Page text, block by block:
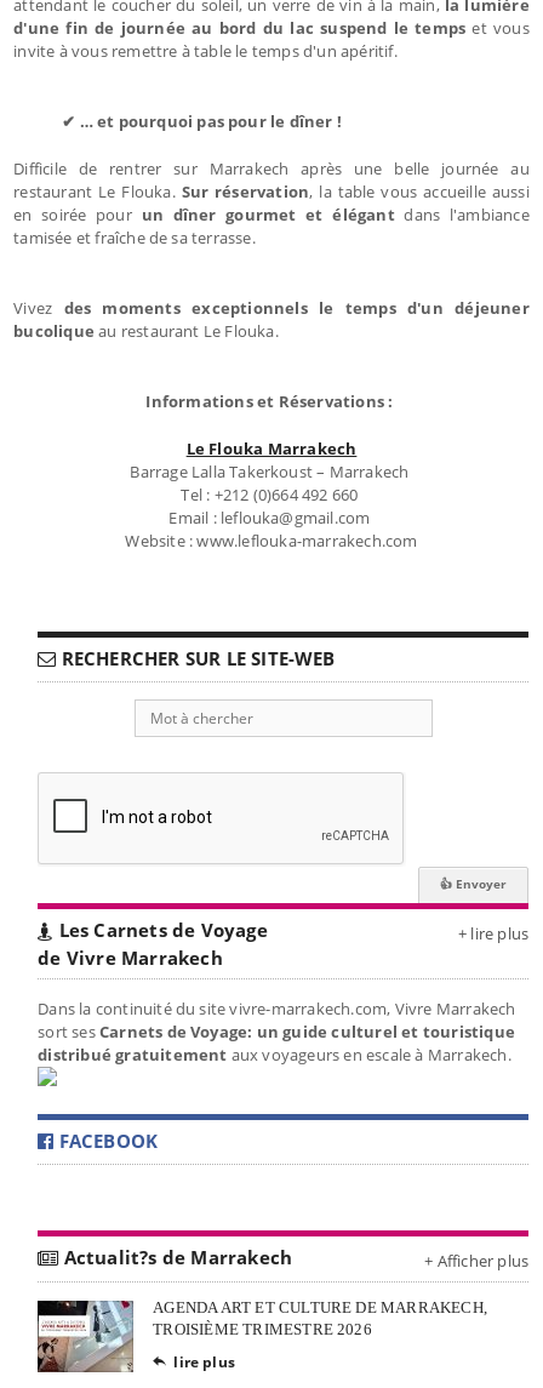
attendant le coucher du soleil, un verre de vin à la main, la lumière
d'une fin de journée au bord du lac suspend le temps et vous
invite à vous remettre à table le temps d'un apéritif.
✔ … et pourquoi pas pour le dîner !
Difficile de rentrer sur Marrakech après une belle journée au
restaurant Le Flouka. Sur réservation, la table vous accueille aussi
en soirée pour un dîner gourmet et élégantdans l'ambiance
tamisée et fraîche de sa terrasse.
Vivez des moments exceptionnels le temps d'un déjeuner
bucoliqueau restaurant Le Flouka.
Informations et Réservations :
Le Flouka Marrakech
Barrage Lalla Takerkoust – Marrakech
Tel : +212 (0)664 492 660
Email : leflouka@gmail.com
Website : www.leflouka-marrakech.com
RECHERCHER SUR LE SITE-WEB
Les Carnets de Voyage
de Vivre Marrakech
+ lire plus
Dans la continuité du site vivre-marrakech.com, Vivre Marrakech
sort sesCarnets de Voyage: un guide culturel et touristique
distribué gratuitement aux voyageurs en escale à Marrakech.
FACEBOOK
Actualit?s de Marrakech + Afficher plus
AGENDA ART ET CULTURE DE MARRAKECH,
TROISIÈME TRIMESTRE 2026
 lire plus